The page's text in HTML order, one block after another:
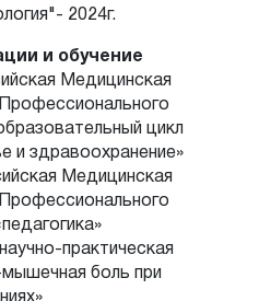
2024г.
и обучение
Медицинская
цикл
и здравоохранение»
Медицинская
практическая
боль при